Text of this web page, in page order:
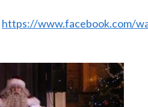
https://www.facebook.com/